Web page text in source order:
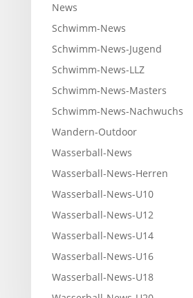
News
Schwimm-News
Schwimm-News-Jugend
Schwimm-News-LLZ
Schwimm-News-Masters
Schwimm-News-Nachwuchs
Wandern-Outdoor
Wasserball-News
Wasserball-News-Herren
Wasserball-News-U10
Wasserball-News-U12
Wasserball-News-U14
Wasserball-News-U16
Wasserball-News-U18